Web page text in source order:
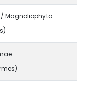
Magnoliophyta